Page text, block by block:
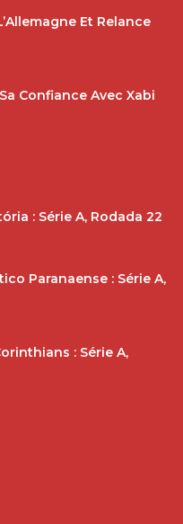
Et Relance
Confiance Avec Xabi
: Série A, Rodada 22
Paranaense : Série A,
: Série A,